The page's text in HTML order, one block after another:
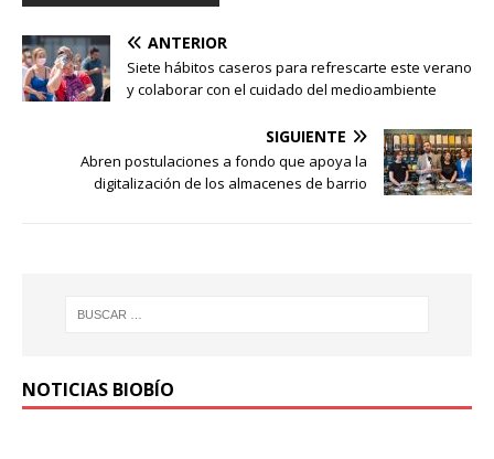
ANTERIOR
Siete hábitos caseros para refrescarte este verano
y colaborar con el cuidado del medioambiente
SIGUIENTE
Abren postulaciones a fondo que apoya la
digitalización de los almacenes de barrio
NOTICIAS BIOBÍO